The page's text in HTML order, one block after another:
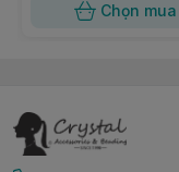
Chọn mua